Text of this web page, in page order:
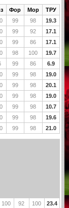
Фор Мор
ТРУ
99 98
19.3
99 92
17.1
99 86
17.1
98 100
19.7
99 86
6.9
99 98
19.0
99 98
20.1
99 98
19.0
99 98
10.7
99 98
19.6
99 98 21.0
100 92 100
23.4